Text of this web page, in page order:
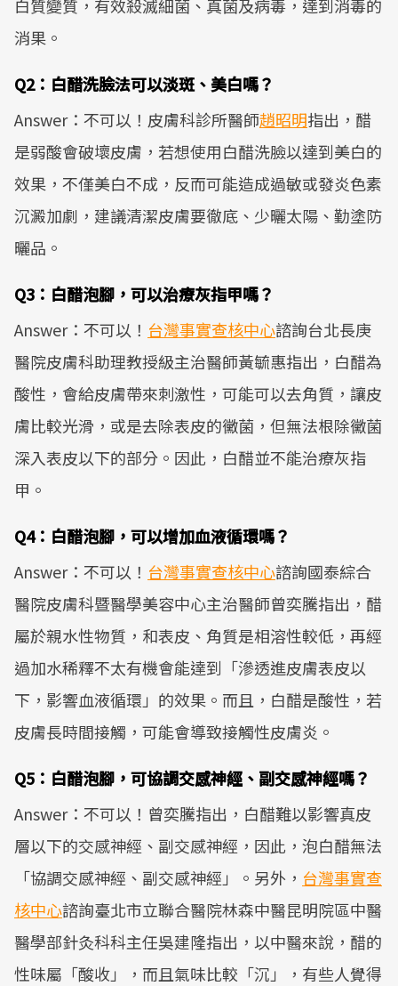
白質變質，有效殺滅細菌、真菌及病毒，達到消毒的
消果。
Q2：白醋洗臉法可以淡斑、美白嗎？
Answer：不可以！皮膚科診所醫師趙昭明指出，醋
是弱酸會破壞皮膚，若想使用白醋洗臉以達到美白的
效果，不僅美白不成，反而可能造成過敏或發炎色素
沉澱加劇，建議清潔皮膚要徹底、少曬太陽、勤塗防
曬品。
Q3：白醋泡腳，可以治療灰指甲嗎？
Answer：不可以！ 台灣事實查核中心諮詢台北長庚
醫院皮膚科助理教授級主治醫師黃毓惠指出，白醋為
酸性，會給皮膚帶來刺激性，可能可以去角質，讓皮
膚比較光滑，或是去除表皮的黴菌，但無法根除黴菌
深入表皮以下的部分。因此，白醋並不能治療灰指
甲。
Q4：白醋泡腳，可以增加血液循環嗎？
Answer：不可以！ 台灣事實查核中心諮詢國泰綜合
醫院皮膚科暨醫學美容中心主治醫師曾奕騰指出，醋
屬於親水性物質，和表皮、角質是相溶性較低，再經
過加水稀釋不太有機會能達到「滲透進皮膚表皮以
下，影響血液循環」的效果。而且，白醋是酸性，若
皮膚長時間接觸，可能會導致接觸性皮膚炎。
Q5：白醋泡腳，可協調交感神經、副交感神經嗎？
Answer：不可以！曾奕騰指出，白醋難以影響真皮
層以下的交感神經、副交感神經，因此，泡白醋無法
「協調交感神經、副交感神經」。另外， 台灣事實查
核中心諮詢臺北市立聯合醫院林森中醫昆明院區中醫
醫學部針灸科科主任吳建隆指出，以中醫來說，醋的
性味屬「酸收」，而且氣味比較「沉」，有些人覺得